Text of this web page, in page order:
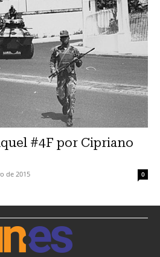
#4F por Cipriano
de 2015 0